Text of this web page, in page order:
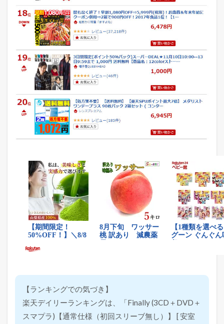
【ランキングでの気づき】
楽天デイリーランキングは、「Finally (3CD＋DVD＋
スマプラ)【通常仕様（初回スリーブ無し）】 [ 安室